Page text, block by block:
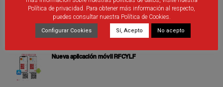
ÚLTIMAS PUBLICACIONES
Nueva aplicación móvil RFCYLF
Política de privacidad. Para obtener más información al respecto,
puedes consultar nuestra Política de Cookies.
Configurar Cookies Sí, Acepto No acepto